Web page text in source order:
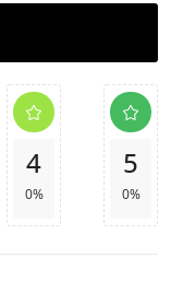
4
0%
5
0%